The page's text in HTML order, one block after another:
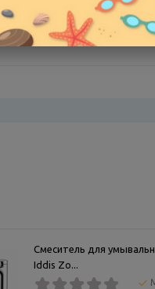
Смеситель для
Iddis Zo...